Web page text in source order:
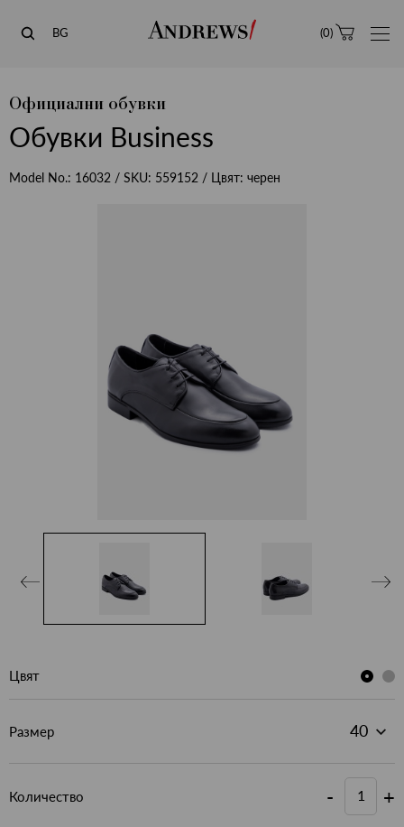
Andrews
BG (0)
Официални обувки
Обувки Business
Model No.: 16032 / SKU: 559152 / Цвят: черен
Цвят
Размер
Количество - +